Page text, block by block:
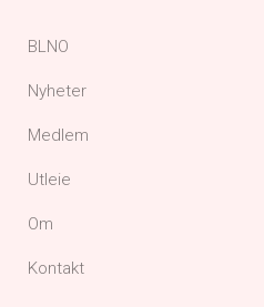
BLNO
Nyheter
Medlem
Utleie
Om
Kontakt